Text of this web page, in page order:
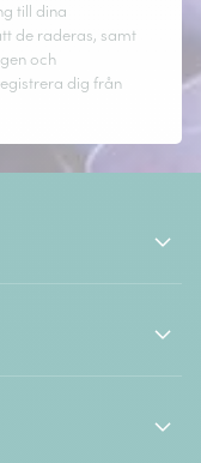
till dina
de raderas, samt
och
dig från